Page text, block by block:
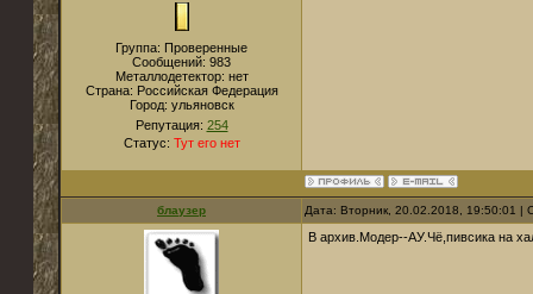
Группа: Проверенные
Сообщений: 983
Металлодетектор: нет
Страна: Российская Федерация
Город: ульяновск
Репутация: 254
Статус: Тут его нет
блаузер Дата: Вторник, 20.02.2018, 19:50:01
В архив.Модер--АУ.Чё,пивсика на